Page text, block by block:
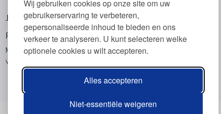
Wij gebruiken cookies op onze site om uw
gebruikerservaring te verbeteren,
gepersonaliseerde inhoud te bieden en ons
verkeer te analyseren. U kunt selecteren welke
optionele cookies u wilt accepteren.
Alles accepteren
Niet-essentiële weigeren
Metabolic Balance Global AG © 2026. Alle rechten
voorbehouden.
Juridische informatie
Privacybeleid